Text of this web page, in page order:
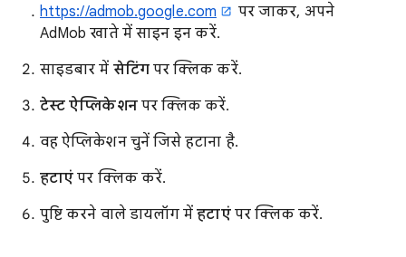
https://admob.google.com
पर जाकर, अपने
AdMob खाते में साइन इन करें.
साइडबार में सेटिंगपर क्लिक करें.
टेस्ट ऐप्लिकेशनपर क्लिक करें.
वह ऐप्लिकेशन चुनें जिसे हटाना है.
हटाएं पर क्लिक करें.
पुष्टि करने वाले डायलॉग मेंहटाएंपर क्लिक करें.